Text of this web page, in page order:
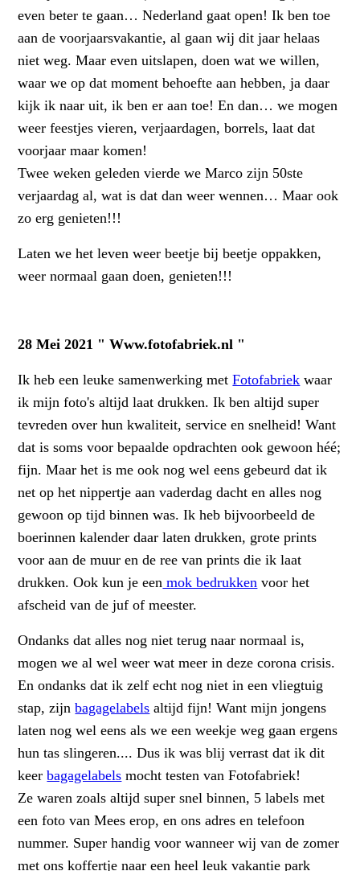
even beter te gaan… Nederland gaat open! Ik ben toe
aan de voorjaarsvakantie, al gaan wij dit jaar helaas
niet weg. Maar even uitslapen, doen wat we willen,
waar we op dat moment behoefte aan hebben, ja daar
kijk ik naar uit, ik ben er aan toe! En dan… we mogen
weer feestjes vieren, verjaardagen, borrels, laat dat
voorjaar maar komen!
Twee weken geleden vierde we Marco zijn 50ste
verjaardag al, wat is dat dan weer wennen… Maar ook
zo erg genieten!!!
Laten we het leven weer beetje bij beetje oppakken,
weer normaal gaan doen, genieten!!!
28 Mei 2021 " Www.fotofabriek.nl "
Ik heb een leuke samenwerking metFotofabriek waar
ik mijn foto's altijd laat drukken. Ik ben altijd super
tevreden over hun kwaliteit, service en snelheid! Want
dat is soms voor bepaaldeopdrachten ook gewoon héé;
fijn. Maar het is me ook nog wel eens gebeurd dat ik
net op het nippertje aan vaderdag dacht en alles nog
gewoon op tijd binnen was. Ik heb bijvoorbeeld de
boerinnen kalender daar laten drukken, grote prints
voor aan de muur en de ree van prints die ik laat
drukken. Ook kun je een mok bedrukken voor het
afscheid van de juf of meester.
Ondanks dat alles nog niet terug naar normaal is,
mogen we al wel weer wat meer in deze corona crisis.
En ondanks dat ik zelf echt nog niet in een vliegtuig
stap, zijnbagagelabels altijd fijn! Want mijn jongens
laten nog wel eens als we een weekje weg gaan ergens
hun tas slingeren.... Dus ik was blij verrast dat ik dit
keerbagagelabels mocht testen van Fotofabriek!
Ze waren zoals altijd super snel binnen, 5 labels met
een foto van Mees erop, en ons adres en telefoon
nummer. Super handig voor wanneer wij van de zomer
met ons koffertje naar een heel leuk vakantie park